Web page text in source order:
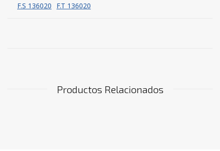
F.S 136020 F.T 136020
Productos Relacionados